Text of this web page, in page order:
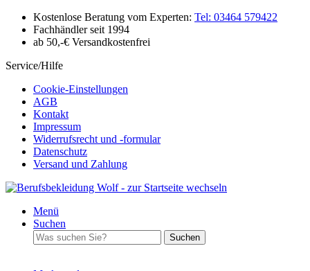
Kostenlose Beratung vom Experten: Tel: 03464 579422
Fachhändler seit 1994
ab 50,-€ Versandkostenfrei
Service/Hilfe
Cookie-Einstellungen
AGB
Kontakt
Impressum
Widerrufsrecht und -formular
Datenschutz
Versand und Zahlung
Menü
Suchen
Suchen